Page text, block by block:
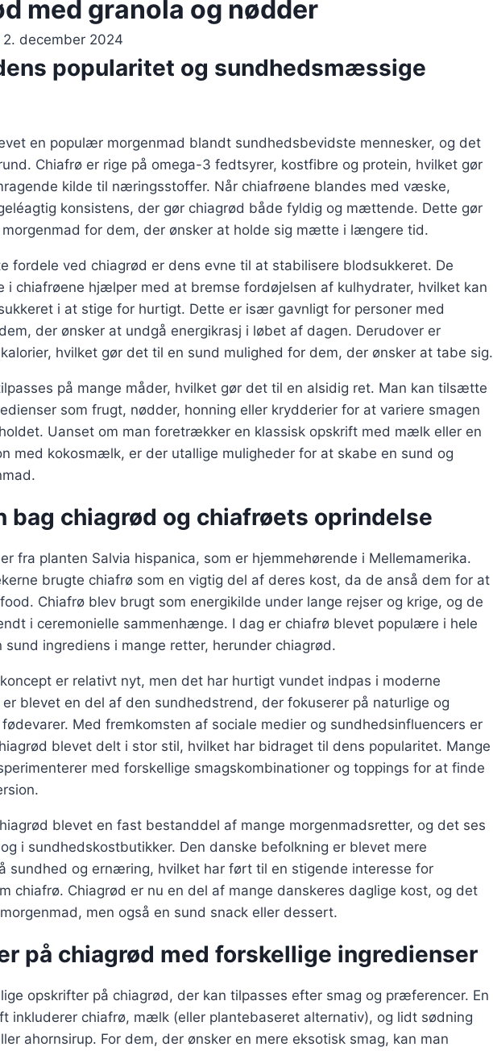
med granola og nødder
2. december 2024
popularitet og sundhedsmæssige
en populær morgenmad blandt sundhedsbevidste mennesker, og det
Chiafrø er rige på omega-3 fedtsyrer, kostfibre og protein, hvilket gør
kilde til næringsstoffer. Når chiafrøene blandes med væske,
konsistens, der gør chiagrød både fyldig og mættende. Dette gør
for dem, der ønsker at holde sig mætte i længere tid.
fordele ved chiagrød er dens evne til at stabilisere blodsukkeret. De
i chiafrøene hjælper med at bremse fordøjelsen af kulhydrater, hvilket kan
i at stige for hurtigt. Dette er især gavnligt for personer med
der ønsker at undgå energikrasj i løbet af dagen. Derudover er
hvilket gør det til en sund mulighed for dem, der ønsker at tabe sig.
på mange måder, hvilket gør det til en alsidig ret. Man kan tilsætte
som frugt, nødder, honning eller krydderier for at variere smagen
Uanset om man foretrækker en klassisk opskrift med mælk eller en
med kokosmælk, er der utallige muligheder for at skabe en sund og
bag chiagrød og chiafrøets oprindelse
fra planten Salvia hispanica, som er hjemmehørende i Mellemamerika.
brugte chiafrø som en vigtig del af deres kost, da de anså dem for at
Chiafrø blev brugt som energikilde under lange rejser og krige, og de
i ceremonielle sammenhænge. I dag er chiafrø blevet populære i hele
sund ingrediens i mange retter, herunder chiagrød.
er relativt nyt, men det har hurtigt vundet indpas i moderne
er blevet en del af den sundhedstrend, der fokuserer på naturlige og
Med fremkomsten af sociale medier og sundhedsinfluencers er
blevet delt i stor stil, hvilket har bidraget til dens popularitet. Mange
med forskellige smagskombinationer og toppings for at finde
blevet en fast bestanddel af mange morgenmadsretter, og det ses
i sundhedskostbutikker. Den danske befolkning er blevet mere
sundhed og ernæring, hvilket har ført til en stigende interesse for
chiafrø. Chiagrød er nu en del af mange danskeres daglige kost, og det
men også en sund snack eller dessert.
på chiagrød med forskellige ingredienser
opskrifter på chiagrød, der kan tilpasses efter smag og præferencer. En
inkluderer chiafrø, mælk (eller plantebaseret alternativ), og lidt sødning
ahornsirup. For dem, der ønsker en mere eksotisk smag, kan man